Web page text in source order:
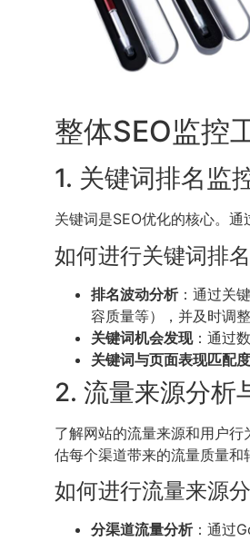
整体SEO监控
1. 关键词排名监
关键词是SEO优化的核心。
如何进行关键词排
排名波动分析：通过关
容质量等），并及时调整
关键词机会发现：通过
关键词与页面表现匹配
2. 流量来源分析
了解网站的流量来源和用户
估每个渠道带来的流量质量和
如何进行流量来源
分渠道流量分析：通过